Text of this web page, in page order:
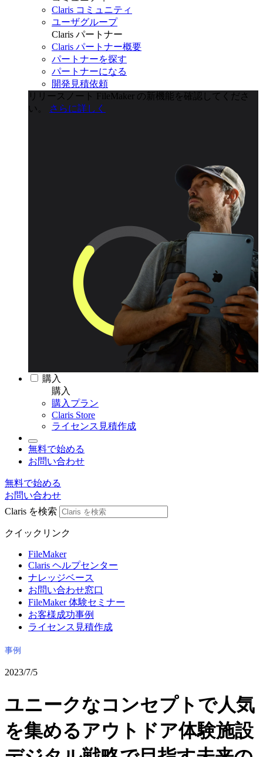
Claris コミュニティ
ユーザグループ
Claris パートナー
Claris パートナー概要
パートナーを探す
パートナーになる
開発見積依頼
リリースノート
FileMaker の新機能を確認してくださ
い。
さらに詳しく
購入
購入
購入プラン
Claris Store
ライセンス見積作成
無料で始める
お問い合わせ
無料で始める
お問い合わせ
Claris を検索
クイックリンク
FileMaker
Claris ヘルプセンター
ナレッジベース
お問い合わせ窓口
FileMaker 体験セミナー
お客様成功事例
ライセンス見積作成
事例
2023/7/5
ユニークなコンセプトで人気
を集めるアウトドア体験施設